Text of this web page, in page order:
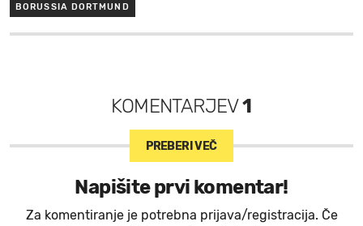
BORUSSIA DORTMUND
KOMENTARJEV1
PREBERI VEČ
Napišite prvi komentar!
Za komentiranje je potrebna prijava/registracija. Če